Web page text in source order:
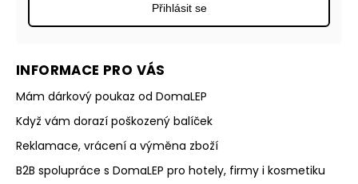
INFORMACE PRO VÁS
Mám dárkový poukaz od DomaLEP
Když vám dorazí poškozený balíček
Reklamace, vrácení a výměna zboží
B2B spolupráce s DomaLEP pro hotely, firmy i kosmetiku
Přihlásit se